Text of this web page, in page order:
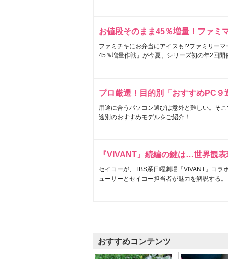
お値段そのまま45％増量！ファミ
ファミチキにお弁当にアイスも!?ファミリー
45％増量作戦」が今夏、シリーズ初の年2回開
プロ厳選！目的別「おすすめPC９
用途に合うパソコン選びは意外と難しい。そ
途別のおすすめモデルをご紹介！
『VIVANT』続編の鍵は…世界観
セイコーが、TBS系日曜劇場『VIVANT』コラ
ューサーとセイコー担当者が魅力を解説する。
おすすめコンテンツ